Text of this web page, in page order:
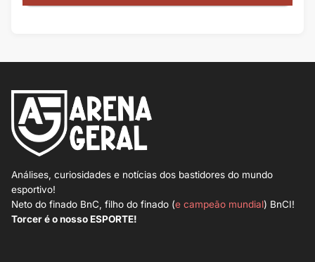
Análises, curiosidades e notícias dos bastidores do mundo
esportivo!
Neto do finado BnC, filho do finado (e campeão mundial) BnCI!
Torcer é o nosso ESPORTE!